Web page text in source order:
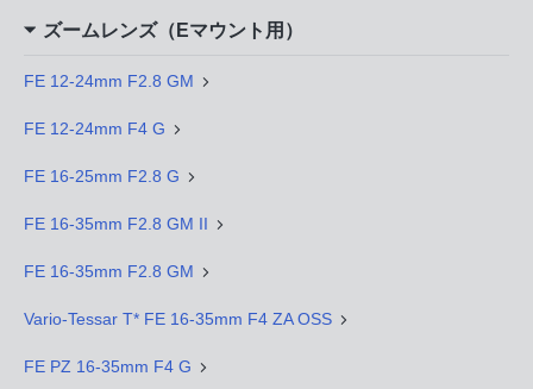
ズームレンズ（Eマウント用）
FE 12-24mm F2.8 GM
FE 12-24mm F4 G
FE 16-25mm F2.8 G
FE 16-35mm F2.8 GM II
FE 16-35mm F2.8 GM
Vario-Tessar T* FE 16-35mm F4 ZA OSS
FE PZ 16-35mm F4 G